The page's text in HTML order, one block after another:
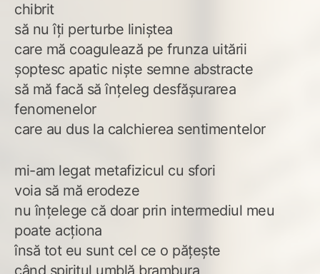
chibrit
să nu îți perturbe liniștea
care mă coagulează pe frunza uitării
șoptesc apatic niște semne abstracte
să mă facă să înțeleg desfășurarea
fenomenelor
care au dus la calchierea sentimentelor
mi-am legat metafizicul cu sfori
voia să mă erodeze
nu înțelege că doar prin intermediul meu
poate acționa
însă tot eu sunt cel ce o pățește